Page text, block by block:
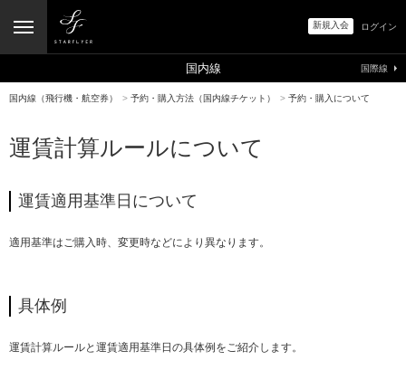
新規入会 ログイン
国内線（飛行機・航空券） > 予約・購入方法（国内線チケット） > 予約・購入について
運賃計算ルールについて
運賃適用基準日について
適用基準はご購入時、変更時などにより異なります。
具体例
運賃計算ルールと運賃適用基準日の具体例をご紹介します。
国内線 国際線